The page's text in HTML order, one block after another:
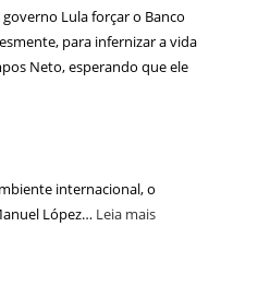
Lula forçar o Banco
para infernizar a vida
Neto, esperando que ele
internacional, o
López… Leia mais